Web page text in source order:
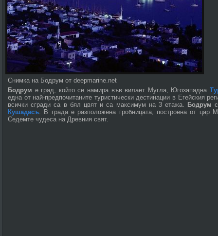
Снимка на Бодрум от deepmarine.net
Бодрум е град, който се намира във вилает Мугла, Югозападна
една от най-предпочитаните туристически дестинации в Егейския
всички сгради са в бял цвят и са максимум на 3 етажа. Бодрум
Кушадасъ. В града е разположена гробницата, построена от цар
Седемте чудеса на Древния свят.